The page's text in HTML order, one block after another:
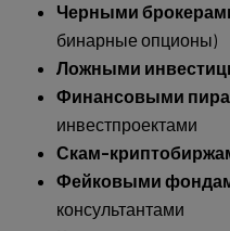
Черными
бинарные опционы)
Ложными
Финансовыми
инвестпроектами
Скам-
Фейковыми
консультантами